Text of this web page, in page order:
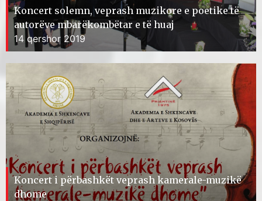
Koncert solemn, veprash muzikore e poetike të
autorëve mbarëkombëtar e të huaj
14 qershor 2019
Koncert i përbashkët veprash kamerale-muzikë
dhome